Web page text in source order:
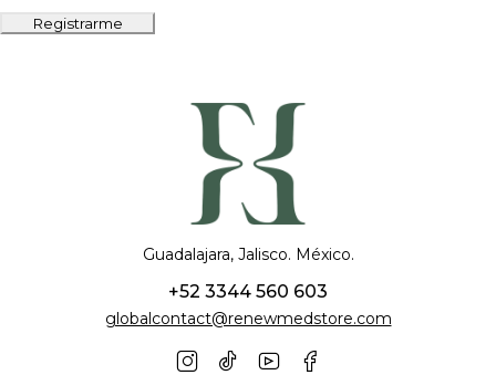
Registrarme
Guadalajara, Jalisco. México.
+52 3344 560 603
globalcontact@renewmedstore.com